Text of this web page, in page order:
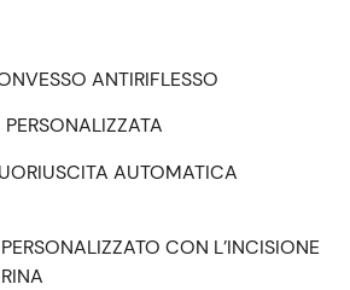
ANTIRIFLESSO
AUTOMATICA
CON L’INCISIONE